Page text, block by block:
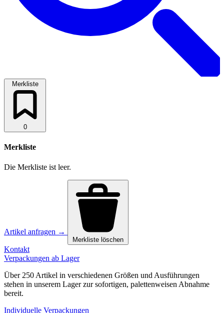
Merkliste
0
Merkliste
Die Merkliste ist leer.
Artikel anfragen →
Merkliste löschen
Kontakt
Verpackungen ab Lager
Über 250 Artikel in verschiedenen Größen und Ausführungen
stehen in unserem Lager zur sofortigen, palettenweisen Abnahme
bereit.
Individuelle Verpackungen